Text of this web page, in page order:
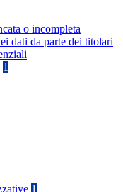
o incompleta
dati da parte dei titolari
1
1